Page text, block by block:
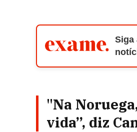
Siga
"Na
vida”, diz